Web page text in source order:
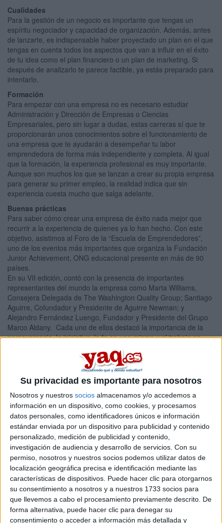
Su privacidad es importante para nosotros
Nosotros y nuestros socios almacenamos y/o accedemos a
información en un dispositivo, como cookies, y procesamos
datos personales, como identificadores únicos e información
estándar enviada por un dispositivo para publicidad y contenido
personalizado, medición de publicidad y contenido,
investigación de audiencia y desarrollo de servicios. Con su
permiso, nosotros y nuestros socios podemos utilizar datos de
localización geográfica precisa e identificación mediante las
características de dispositivos. Puede hacer clic para otorgarnos
su consentimiento a nosotros y a nuestros 1733 socios para
que llevemos a cabo el procesamiento previamente descrito. De
forma alternativa, puede hacer clic para denegar su
consentimiento o acceder a información más detallada y
Cualidades
Para la gestión de un negocio es importante que tengas un
espíritu negociador y capacidad de organización. Además, antes
de lanzarte, es indispensable haber proyectado un plan en el que
tengas en cuenta todos los aspectos que van a influir en el éxito
de tu idea como el plan financiero o un plan de marketing. Si
después de analizarlo te parece factible, ya estás preparado para
intentarlo.
Formación
Para empezar con una empresa no es necesario estudiar
Administración y Dirección de Empresas o Ciencias
Empresariales, pero sin lugar a dudas, estas carreras sí que te
proporcionarán unos conocimientos sobre el funcionamiento de
una empresa que te ayudarán a desempeñar tu labor
emprendedora de forma más independiente y completa. Al igual
que la formación, la experiencia profesional es muy importante.
Aunque son muchos los que se lanzan a crear su propia empresa
para generar su primer empleo, la realidad indica que sin
experiencia cuesta mucho que salga adelante.
Buenas prácticas
Para saber cómo crear una empresa de éxito nada mejor que
recurrir a la experiencia de quienes ya lo han hecho. Con este
objetivo, asistimos al Foro de la “Escuela de Emprendedores”,
uno de los eventos más importantes que organiza la Fundación
Junior Achievement, ONG educacional presente en más de 90
países.
En su VII edición, contó con la presencia de importantes
representantes del mundo la empresa como Marta Williams,
Consejera Delegada de The Washington Quality Group; Santiago
Aguirre, Cofundador y Presidente de Aguirre Newman; y
Alejandro Fernández Luengo, Fundador y Presidente del Grupo
Marco Aldany. Cada uno de ellos destacó la importancia de la
perseverancia, la iniciativa, la fe en uno mismo y el trabajo en
con el patrocinio de Ernst & Young y la colaboración de la
Fundación Canal, asistieron más de 300 estudiantes. Si a ti
también te habría gustado asistir, estás de suerte, porque te
vamos a contar sus mejores consejos.
Sin miedo
Marta Williams, que ha formado parte del lanzamiento de
diversos proyectos empresariales, destacó la importancia de
creer en uno mismo y no tener miedo al fracaso. “Yo he creado
muchas empresas antes de conseguir una que funcione. Si no te
matas, no pasa nada”, destacó. También avisó que hay que
estar preparado para que la gente te diga que tú idea no va a
funcionar y aún así seguir adelante. “Si no tienes fe en ti mismo,
puedes dejar escapar muy buenas ideas”. Contó que cuando
llegó a España por primera vez y vio que no existían las bolsas
de basura, pensó: “aquí hay negocio”, pero dejó escapar la
oportunidad, porque todo el mundo le insistía que en España eso
no iba a funcionar. “Es importante creer en ti y seguir adelante